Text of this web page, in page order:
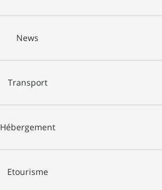
News
Transport
Hébergement
Etourisme